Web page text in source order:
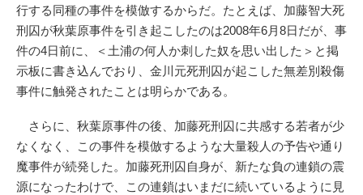
行する同種の事件を模倣するからだ。たとえば、加藤智大死
刑囚が秋葉原事件を引き起こしたのは2008年6月8日だが、事
件の4日前に、＜土浦の何人か刺した奴を思い出した＞と掲
示板に書き込んでおり、金川元死刑囚が起こした無差別殺傷
事件に触発されたことは明らかである。
さらに、秋葉原事件の後、加藤死刑囚に共感する若者が少
なくなく、この事件を模倣するような大量殺人の予告や通り
魔事件が続発した。加藤死刑囚自身が、新たな負の連鎖の震
源になったわけで、この連鎖はいまだに続いているように見